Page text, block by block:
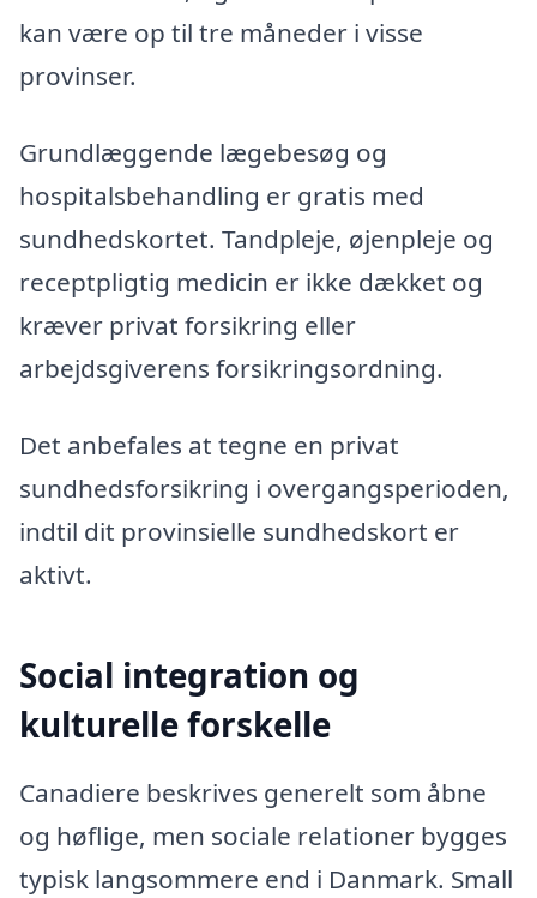
kan være op til tre måneder i visse
provinser.
Grundlæggende lægebesøg og
hospitalsbehandling er gratis med
sundhedskortet. Tandpleje, øjenpleje og
receptpligtig medicin er ikke dækket og
kræver privat forsikring eller
arbejdsgiverens forsikringsordning.
Det anbefales at tegne en privat
sundhedsforsikring i overgangsperioden,
indtil dit provinsielle sundhedskort er
aktivt.
Social integration og
kulturelle forskelle
Canadiere beskrives generelt som åbne
og høflige, men sociale relationer bygges
typisk langsommere end i Danmark. Small